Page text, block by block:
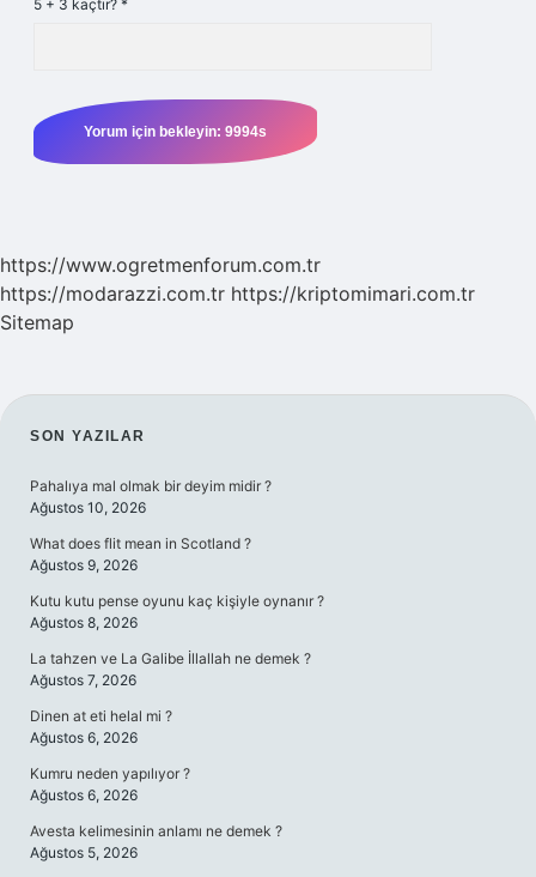
5 + 3 kaçtır? *
https://www.ogretmenforum.com.tr
https://modarazzi.com.tr https://kriptomimari.com.tr
Sitemap
SIDEBAR
SON YAZILAR
Pahalıya mal olmak bir deyim midir ?
Ağustos 10, 2026
What does flit mean in Scotland ?
Ağustos 9, 2026
Kutu kutu pense oyunu kaç kişiyle oynanır ?
Ağustos 8, 2026
La tahzen ve La Galibe İllallah ne demek ?
Ağustos 7, 2026
Dinen at eti helal mi ?
Ağustos 6, 2026
Kumru neden yapılıyor ?
Ağustos 6, 2026
Avesta kelimesinin anlamı ne demek ?
Ağustos 5, 2026